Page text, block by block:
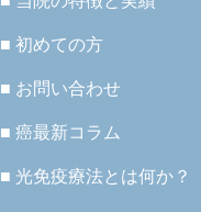
■ 初めての方
■ お問い合わせ
■ 癌最新コラム
■ 光免疫療法とは何か？